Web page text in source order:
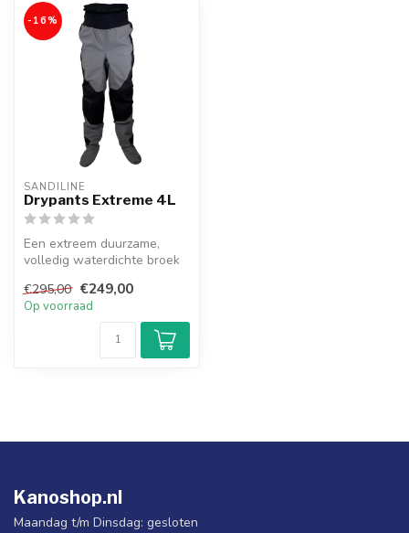
-16%
SANDILINE
Drypants Extreme 4L
Een extreem duurzame,
volledig waterdichte broek
oms...
€295,00 €249,00
Op voorraad
Kanoshop.nl
Maandag t/m Dinsdag: gesloten